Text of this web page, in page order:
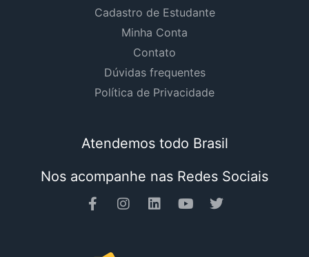
Cadastro de Estudante
Minha Conta
Contato
Dúvidas frequentes
Política de Privacidade
Atendemos todo Brasil
Nos acompanhe nas Redes Sociais